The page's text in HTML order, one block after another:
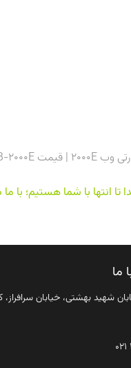
تا انتها با شما هستیم؛ با
ما